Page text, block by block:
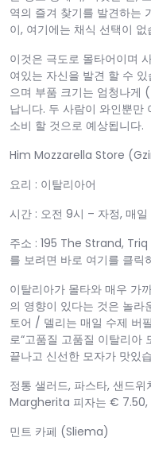
역의 즐겨 찾기를 발견하는
이, 여기에는 채식 선택이 없
이것은 극도로 몰타어이며
여있는 자신을 발견 할 수
으며 부품 크기는 엄청나게
납니다. 두 사람이 와인뿐
소비 할 것으로 예상됩니다.
Him Mozzarella Store
요리 : 이탈리아어
시간 : 오전 9시 – 자정, 매일
주소 : 195 The Strand,
를 보려면 바로 여기를 클릭
이탈리아가 몰타와 매우 가
의 영향이 있다는 것은 놀
토어 / 델리는 매일 수제 버
로“고품질 고품질 이탈리아
끝나고 신선한 모자가 맛있
정통 샐러드, 파스타, 샌드
Margherita 피자는 €
민트 카페 (Sliema)